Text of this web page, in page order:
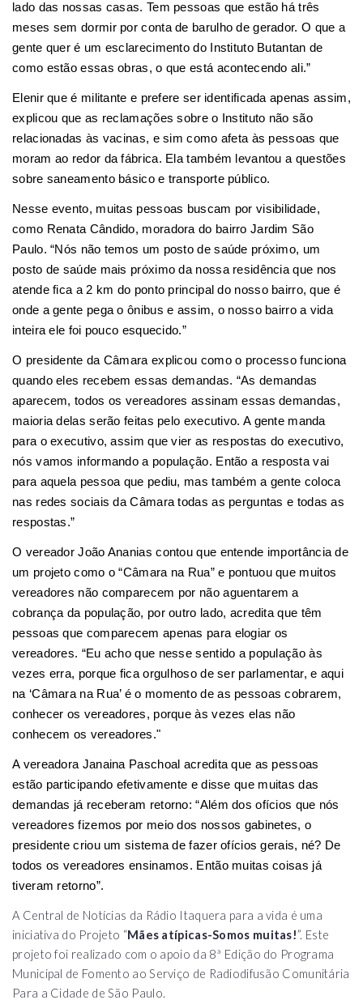
lado das nossas casas. Tem pessoas que estão há três
meses sem dormir por conta de barulho de gerador. O que a
gente quer é um esclarecimento do Instituto Butantan de
como estão essas obras, o que está acontecendo ali.”
Elenir que é militante e prefere ser identificada apenas assim,
explicou que as reclamações sobre o Instituto não são
relacionadas às vacinas, e sim como afeta às pessoas que
moram ao redor da fábrica. Ela também levantou a questões
sobre saneamento básico e transporte público.
Nesse evento, muitas pessoas buscam por visibilidade,
como Renata Cândido, moradora do bairro Jardim São
Paulo. “Nós não temos um posto de saúde próximo, um
posto de saúde mais próximo da nossa residência que nos
atende fica a 2 km do ponto principal do nosso bairro, que é
onde a gente pega o ônibus e assim, o nosso bairro a vida
inteira ele foi pouco esquecido.”
O presidente da Câmara explicou como o processo funciona
quando eles recebem essas demandas. “As demandas
aparecem, todos os vereadores assinam essas demandas,
maioria delas serão feitas pelo executivo. A gente manda
para o executivo, assim que vier as respostas do executivo,
nós vamos informando a população. Então a resposta vai
para aquela pessoa que pediu, mas também a gente coloca
nas redes sociais da Câmara todas as perguntas e todas as
respostas.”
O vereador João Ananias contou que entende importância de
um projeto como o “Câmara na Rua” e pontuou que muitos
vereadores não comparecem por não aguentarem a
cobrança da população, por outro lado, acredita que têm
pessoas que comparecem apenas para elogiar os
vereadores. “Eu acho que nesse sentido a população às
vezes erra, porque fica orgulhoso de ser parlamentar, e aqui
na ‘Câmara na Rua’ é o momento de as pessoas cobrarem,
conhecer os vereadores, porque às vezes elas não
conhecem os vereadores."
A vereadora Janaina Paschoal acredita que as pessoas
estão participando efetivamente e disse que muitas das
demandas já receberam retorno: “Além dos ofícios que nós
vereadores fizemos por meio dos nossos gabinetes, o
presidente criou um sistema de fazer ofícios gerais, né? De
todos os vereadores ensinamos. Então muitas coisas já
tiveram retorno”.
A Central de Notícias da Rádio Itaquera para a vida é uma
iniciativa do Projeto “Mães atípicas-Somos muitas!”. Este
projeto foi realizado com o apoio da 8ª Edição do Programa
Municipal de Fomento ao Serviço de Radiodifusão Comunitária
Para a Cidade de São Paulo.